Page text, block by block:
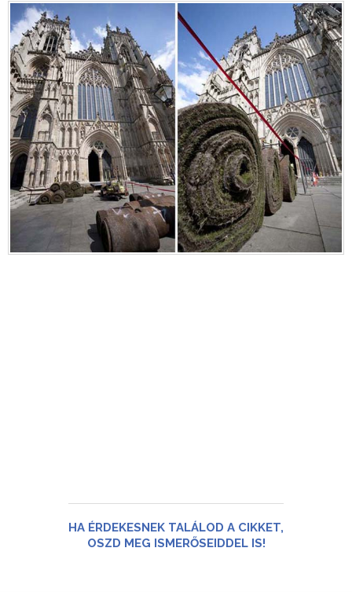
HA ÉRDEKESNEK TALÁLOD A CIKKET,
OSZD MEG ISMERŐSEIDDEL IS!